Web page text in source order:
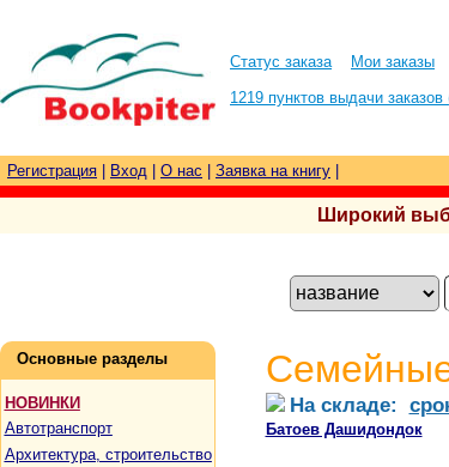
Статус заказа Мои заказы
1219 пунктов выдачи
Регистрация Вход О нас Заявка на книгу
Широкий
Основные разделы
НОВИНКИ
Автотранспорт
Архитектура, строительство
На складе:
Батоев Дашидондок